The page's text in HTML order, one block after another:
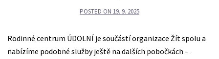
POSTED ON 19. 9. 2025
Rodinné centrum ÚDOLNÍ je součástí organizace Žít spolu a
nabízíme podobné služby ještě na dalších pobočkách –